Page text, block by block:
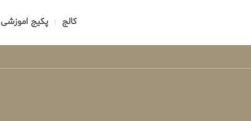
کالج پکیج اموزشی